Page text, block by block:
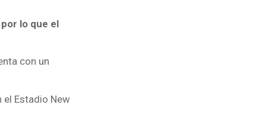
lo que el
con un
Estadio New